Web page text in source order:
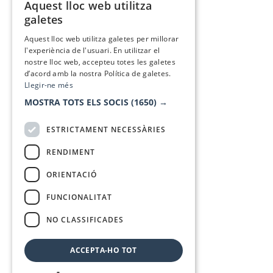
Aquest lloc web utilitza
galetes
Aquest lloc web utilitza galetes per millorar
l'experiència de l'usuari. En utilitzar el
nostre lloc web, accepteu totes les galetes
d’acord amb la nostra Política de galetes.
Llegir-ne més
MOSTRA TOTS ELS SOCIS (1650) →
ESTRICTAMENT NECESSÀRIES
RENDIMENT
ORIENTACIÓ
FUNCIONALITAT
NO CLASSIFICADES
ACCEPTA-HO TOT